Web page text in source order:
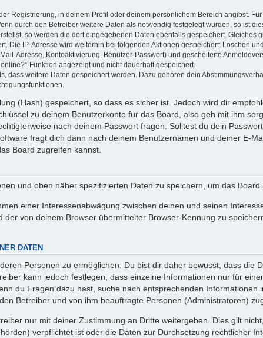
Registrierung, in deinem Profil oder deinem persönlichem Bereich angibst.
durch den Betreiber weitere Daten als notwendig festgelegt wurden, so ist
so werden die dort eingegebenen Daten ebenfalls gespeichert. Gleiches
Die IP-Adresse wird weiterhin bei folgenden Aktionen gespeichert: Löschen
Adresse, Kontoaktivierung, Benutzer-Passwort) und gescheiterte
Funktion angezeigt und nicht dauerhaft gespeichert.
dass weitere Daten gespeichert werden. Dazu gehören dein
(Hash) gespeichert, so dass es sicher ist. Jedoch wird dir
zu deinem Benutzerkonto für das Board, also geh mit ihm
nach deinem Passwort fragen. Solltest du dein
fragt dich dann nach deinem Benutzernamen und deiner E-
Board zugreifen kannst.
und oben näher spezifizierten Daten zu speichern, um das Board
einer Interessenabwägung zwischen deinen und seinen
der von deinem Browser übermittelter Browser-Kennung zu
DATEN
Personen zu ermöglichen. Du bist dir daher bewusst, dass die
kann jedoch festlegen, dass einzelne Informationen nur für
du Fragen dazu hast, suche nach entsprechenden
Betreiber und von ihm beauftragte Personen (Administratoren)
nur mit deiner Zustimmung an Dritte weitergeben. Dies gilt
verpflichtet ist oder die Daten zur Durchsetzung rechtlicher